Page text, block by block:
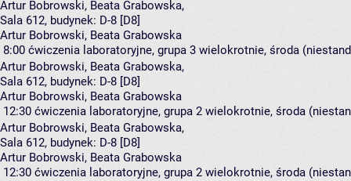
Artur Bobrowski, Beata Grabowska,
Sala 612, budynek: D-8 [D8]
Artur Bobrowski, Beata Grabowska
8:00 ćwiczenia laboratoryjne, grupa 3 wielokrotnie, środa
Artur Bobrowski, Beata Grabowska,
Sala 612, budynek: D-8 [D8]
Artur Bobrowski, Beata Grabowska
12:30 ćwiczenia laboratoryjne, grupa 2 wielokrotnie, środa
Artur Bobrowski, Beata Grabowska,
Sala 612, budynek: D-8 [D8]
Artur Bobrowski, Beata Grabowska
12:30 ćwiczenia laboratoryjne, grupa 2 wielokrotnie, środa